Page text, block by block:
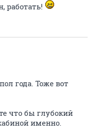
работать!
года. Тоже вот
что бы глубокий
именно.